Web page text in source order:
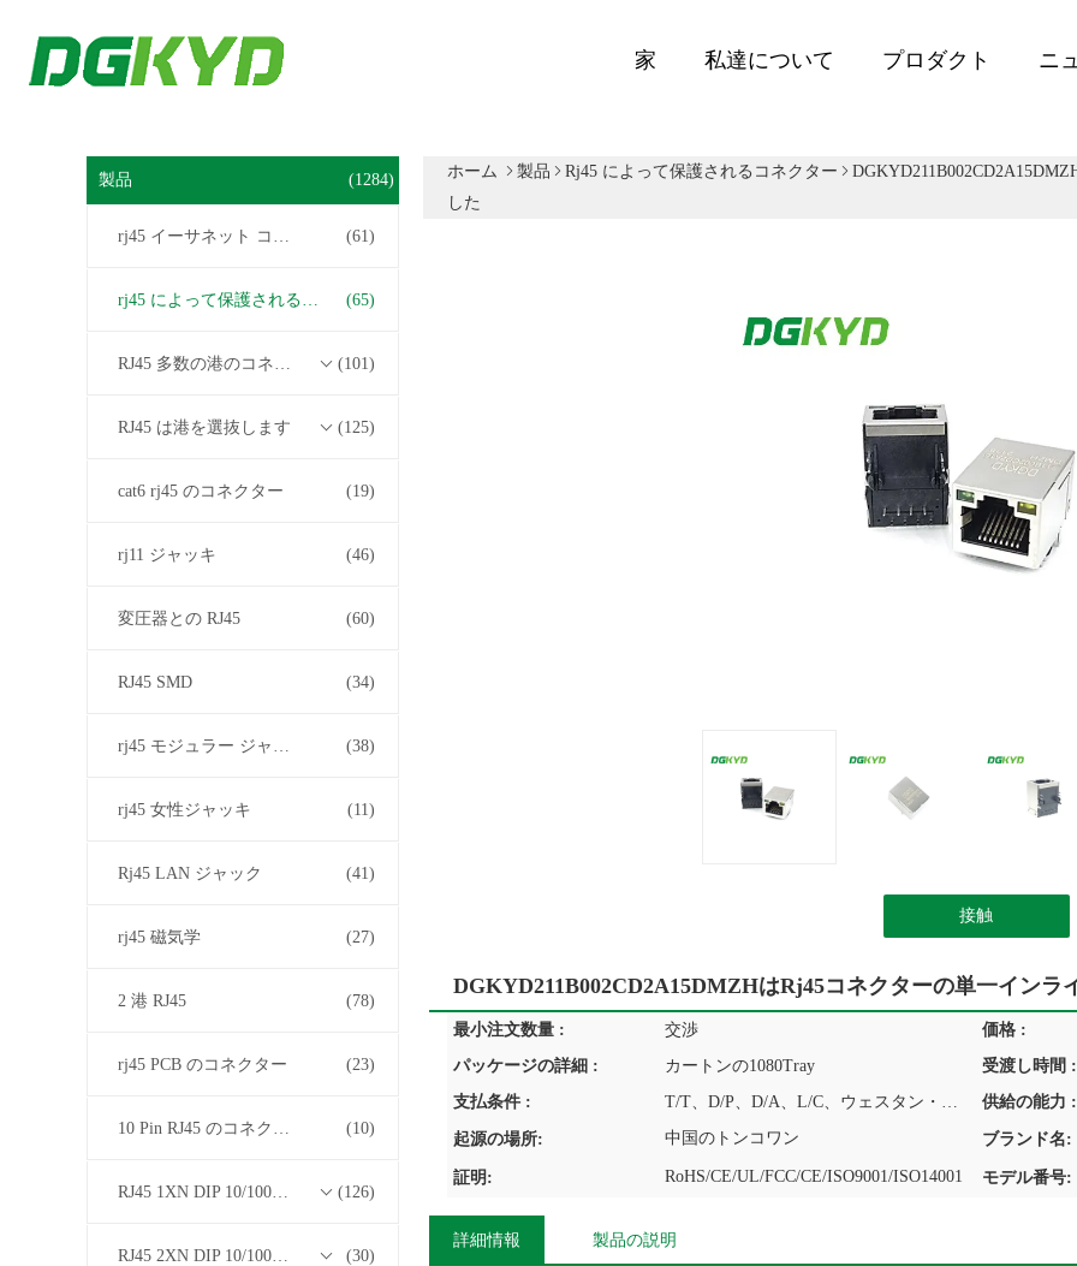
家 私達について プロダクト ニ
製品 (1284)
rj45 イーサネット コネクター (61)
rj45 によって保護されるコネクター (65)
RJ45 多数の港のコネクター (101)
RJ45 は港を選抜します (125)
cat6 rj45 のコネクター (19)
rj11 ジャッキ (46)
変圧器との RJ45 (60)
RJ45 SMD (34)
rj45 モジュラー ジャック (38)
rj45 女性ジャッキ (11)
Rj45 LAN ジャック (41)
rj45 磁気学 (27)
2 港 RJ45 (78)
rj45 PCB のコネクター (23)
10 Pin RJ45 のコネクター (10)
RJ45 1XN DIP 10/100/1000Mベース-T トランスフォーマーシリーズ (126)
RJ45 2XN DIP 10/100/1000Mベース-T トランスフォーマーシリーズ (30)
ホーム 製品 Rj45 によって保護されるコネクター
した
接触
DGKYD211B002CD2A15DMZHはRj45コネクターの単一インラ
最小注文数量 : 交渉 価格 :
パッケージの詳細 :
カートンの1080Tray 受渡し時間 :
支払条件 :
T/T、D/P、D/A、L/C、ウェスタン・ユニオン、MoneyGram 供給の能力 :
起源の場所: 中国のトンコワン ブランド名:
証明: RoHS/CE/UL/FCC/CE/ISO9001/ISO14001 モデル番号:
詳細情報 製品の説明